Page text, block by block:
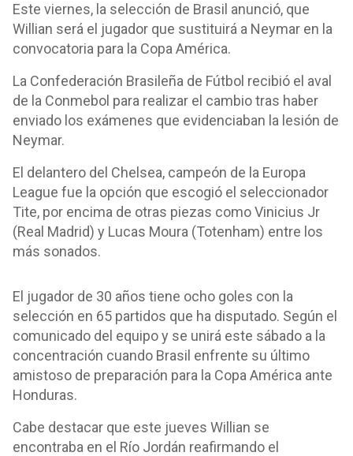
Este viernes, la selección de Brasil anunció, que
Willian será el jugador que sustituirá a Neymar en la
convocatoria para la Copa América.
La Confederación Brasileña de Fútbol recibió el aval
de la Conmebol para realizar el cambio tras haber
enviado los exámenes que evidenciaban la lesión de
Neymar.
El delantero del Chelsea, campeón de la Europa
League fue la opción que escogió el seleccionador
Tite, por encima de otras piezas como Vinicius Jr
(Real Madrid) y Lucas Moura (Totenham) entre los
más sonados.
El jugador de 30 años tiene ocho goles con la
selección en 65 partidos que ha disputado. Según el
comunicado del equipo y se unirá este sábado a la
concentración cuando Brasil enfrente su último
amistoso de preparación para la Copa América ante
Honduras.
Cabe destacar que este jueves Willian se
encontraba en el Río Jordán reafirmando el